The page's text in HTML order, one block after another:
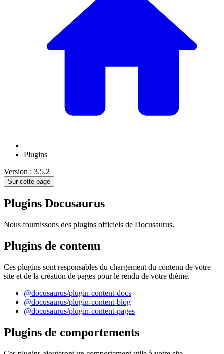
Plugins
Version : 3.5.2
Sur cette page
Plugins Docusaurus
Nous fournissons des plugins officiels de Docusaurus.
Plugins de contenu
Ces plugins sont responsables du chargement du contenu de votre
site et de la création de pages pour le rendu de votre thème.
@docusaurus/plugin-content-docs
@docusaurus/plugin-content-blog
@docusaurus/plugin-content-pages
Plugins de comportements